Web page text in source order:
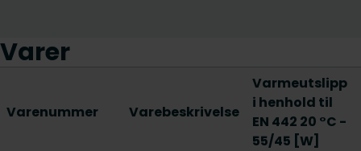
Varer
Varenummer Varebeskrivelse
Varmeutslipp
i henhold til
EN 442 20 °C -
55/45 [W]